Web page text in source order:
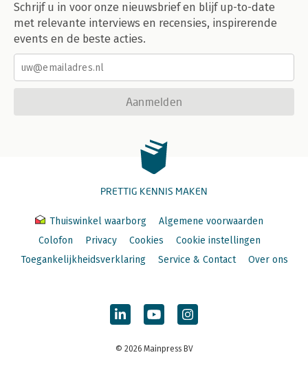
Schrijf u in voor onze nieuwsbrief en blijf up-to-date
met relevante interviews en recensies, inspirerende
events en de beste acties.
Aanmelden
PRETTIG KENNIS MAKEN
Thuiswinkel waarborg
Algemene voorwaarden
Colofon
Privacy Cookies
Cookie instellingen
Toegankelijkheidsverklaring
Service & Contact Over ons
© 2026 Mainpress BV